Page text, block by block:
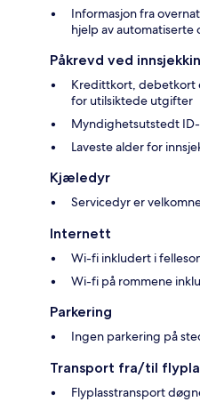
Informasjon fra
hjelp av automatiserte
Påkrevd ved
Kredittkort, debetkort
for utilsiktede utgifter
Myndighetsutstedt
Laveste alder for
Kjæledyr
Servicedyr er
Internett
Wi-fi inkludert i
Wi-fi på rommene
Parkering
Ingen parkering på
Transport fra/til
Flyplasstransport